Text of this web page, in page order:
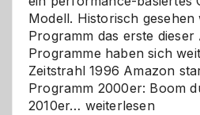
Modell. Historisch
Programm das erste
Programme haben sich
Zeitstrahl 1996 Amazon
Programm 2000er: Boom
2010er… Affiliate-
weiterlesen